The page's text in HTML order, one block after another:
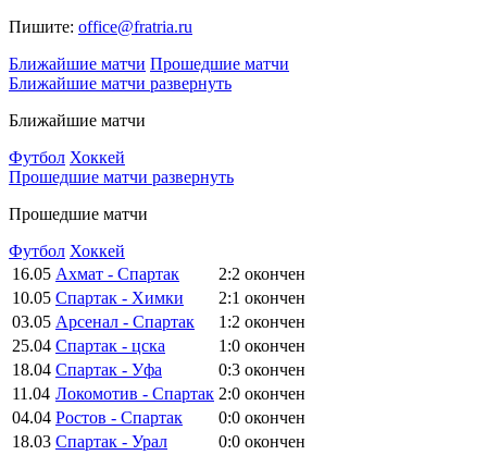
Пишите: office@fratria.ru
Ближайшие матчи Прошедшие матчи
Ближайшие матчи развернуть
Ближайшие матчи
Футбол Хоккей
Прошедшие матчи развернуть
Прошедшие матчи
Футбол Хоккей
16.05 Ахмат - Спартак 2:2 окончен
10.05 Спартак - Химки 2:1 окончен
03.05 Арсенал - Спартак 1:2 окончен
25.04 Спартак - цска 1:0 окончен
18.04 Спартак - Уфа 0:3 окончен
11.04 Локомотив - Спартак 2:0 окончен
04.04 Ростов - Спартак 0:0 окончен
18.03 Спартак - Урал 0:0 окончен